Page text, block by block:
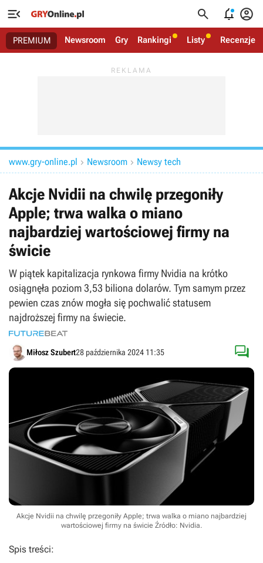
   
PREMIUM Newsroom Gry Rankingi Listy Recenzje
www.gry-online.pl  Newsroom  Newsy tech
Akcje Nvidii na chwilę przegoniły
Apple; trwa walka o miano
najbardziej wartościowej firmy na
świcie
W piątek kapitalizacja rynkowa firmy Nvidia na krótko
osiągnęła poziom 3,53 biliona dolarów. Tym samym przez
pewien czas znów mogła się pochwalić statusem
najdroższej firmy na świecie.
Miłosz Szubert28 października 2024 11:35 
Akcje Nvidii na chwilę przegoniły Apple; trwa walka o miano najbardziej
wartościowej firmy na świcie Źródło: Nvidia.
Spis treści: